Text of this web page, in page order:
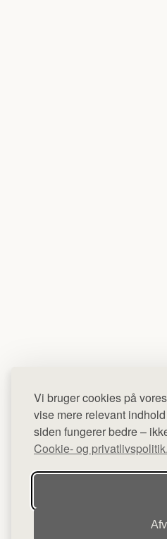
Vi bruger cookies på
vise mere relevant
siden fungerer bedre –
Cookie- og privatlivspolitik.